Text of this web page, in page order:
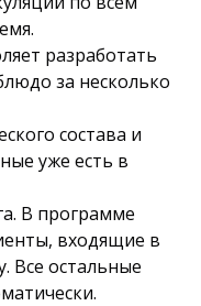
разработать
за несколько
состава и
уже есть в
В программе
входящие в
Все остальные